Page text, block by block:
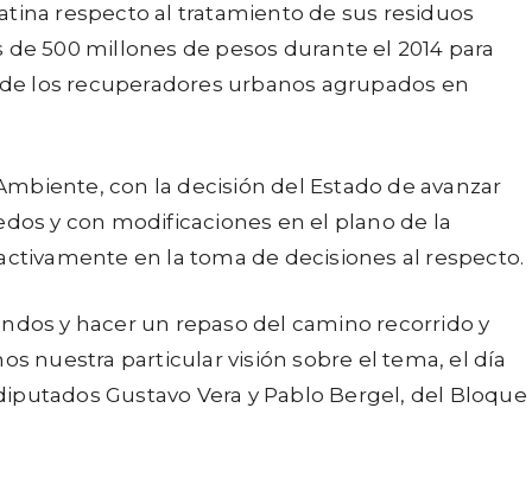
respecto al tratamiento de sus residuos
500 millones de pesos durante el 2014 para
los recuperadores urbanos agrupados en
con la decisión del Estado de avanzar
y con modificaciones en el plano de la
en la toma de decisiones al respecto.
y hacer un repaso del camino recorrido y
nuestra particular visión sobre el tema, el día
Gustavo Vera y Pablo Bergel, del Bloque